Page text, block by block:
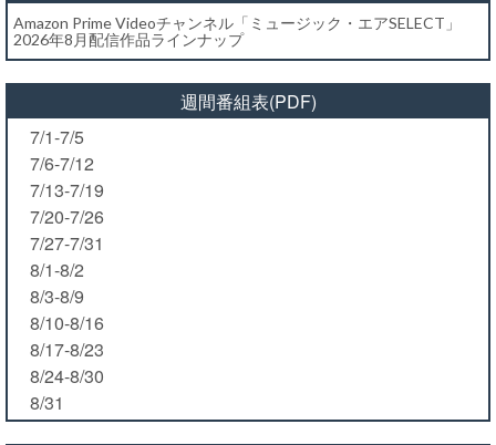
Amazon Prime Videoチャンネル「ミュージック・エアSELECT」
2026年8月配信作品ラインナップ
週間番組表(PDF)
7/1-7/5
7/6-7/12
7/13-7/19
7/20-7/26
7/27-7/31
8/1-8/2
8/3-8/9
8/10-8/16
8/17-8/23
8/24-8/30
8/31